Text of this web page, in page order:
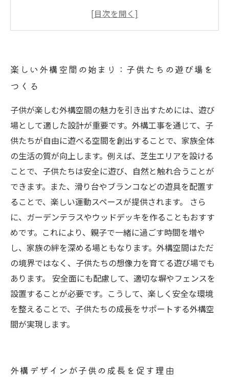
安全で楽しい！子供に優しい外構の特徴
外構空間で育む親子の絆：遊びを通じたコミュ
ニケーション
未来への投資：子供のための理想的な外構空間
とは
楽しい外構空間の始まり：子供たちの遊び場を
つくる
子供が楽しむ外構空間の魅力を引き出すためには、遊び
場として適した設計が重要です。外構工事を通じて、子
供たちが自由に遊べる空間を創出することで、家族全体
の生活の質が向上します。例えば、芝生エリアを設ける
ことで、子供たちは安全に遊び、自然と触れ合うことが
できます。また、滑り台やブランコなどの遊具を配置す
ることで、楽しい運動スペースが提供されます。 さら
に、ガーデンテラスやウッドデッキを作ることもおすす
めです。これにより、親子で一緒に過ごす時間を増や
し、家族の絆を深める場ともなります。外構空間はただ
の境界ではなく、子供たちの想像力を育てる遊び場でも
あります。 安全面にも配慮して、適切な塀やフェンスを
設置することが必要です。こうして、楽しく安全な環境
を整えることで、子供たちの成長をサポートする外構空
間が実現します。
外構デザインが子供の成長を促す理由